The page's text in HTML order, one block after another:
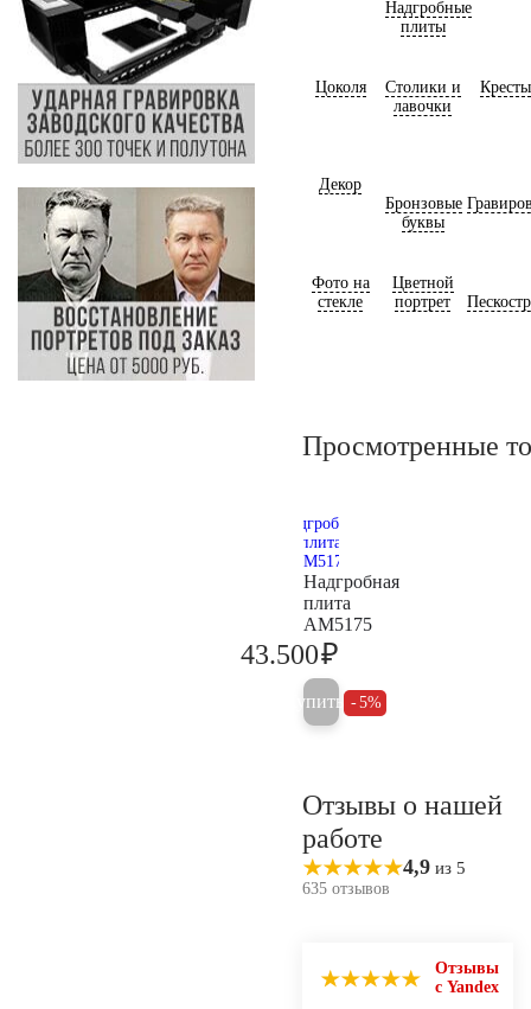
Надгробные
плиты
Цоколя
Столики и
лавочки
Кресты
Декор
Бронзовые
буквы
Фото на
стекле
Цветной
портрет
Просмотренные
Надгробная
плита
AM5175
43.500₽
Купить 5%
Отзывы о нашей
работе
4,9 из 5
635 отзывов
Отзывы
с Yandex